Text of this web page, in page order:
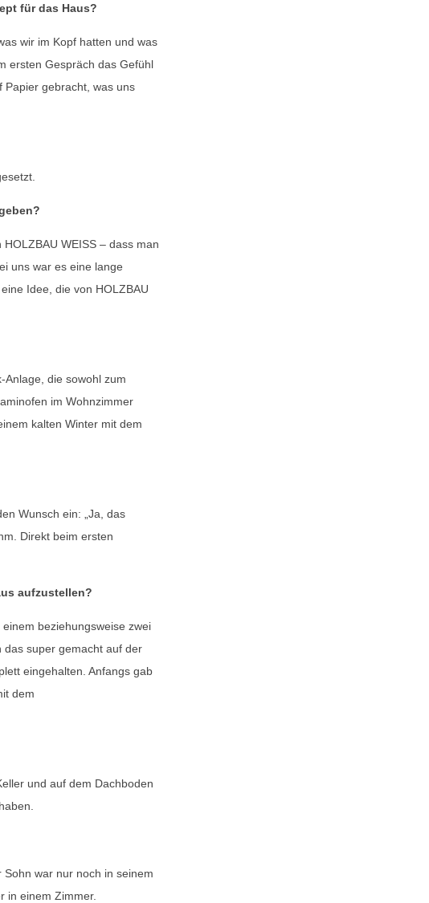
für das Haus?
wir im Kopf hatten und was
ersten Gespräch das Gefühl
Papier gebracht, was uns
WEISS – dass man
uns war es eine lange
Idee, die von HOLZBAU
die sowohl zum
im Wohnzimmer
kalten Winter mit dem
Wunsch ein: „Ja, das
Direkt beim ersten
aufzustellen?
beziehungsweise zwei
das super gemacht auf der
eingehalten. Anfangs gab
dem
und auf dem Dachboden
war nur noch in seinem
in einem Zimmer.